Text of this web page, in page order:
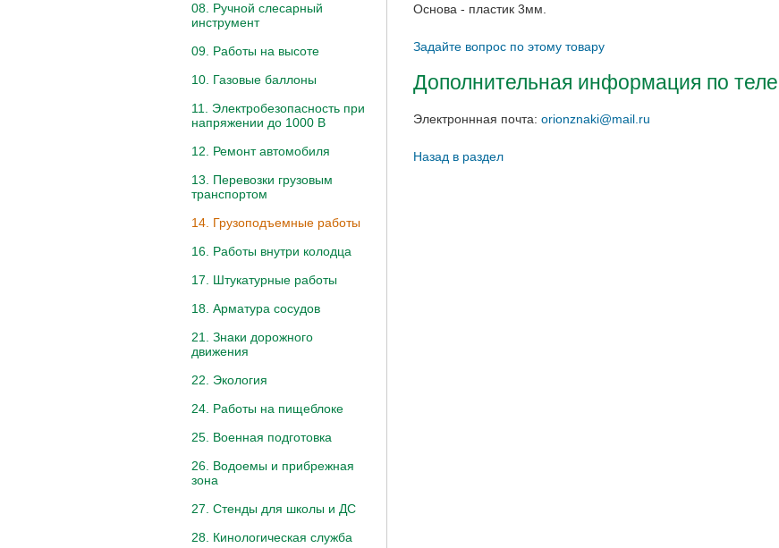
08. Ручной слесарный
инструмент
09. Работы на высоте
10. Газовые баллоны
11. Электробезопасность при
напряжении до 1000 В
12. Ремонт автомобиля
13. Перевозки грузовым
транспортом
14. Грузоподъемные работы
16. Работы внутри колодца
17. Штукатурные работы
18. Арматура сосудов
21. Знаки дорожного
движения
22. Экология
24. Работы на пищеблоке
25. Военная подготовка
26. Водоемы и прибрежная
зона
27. Стенды для школы и ДС
28. Кинологическая служба
Основа - пластик 3мм.
Задайте вопрос по этому товару
Дополнительная информация по
Электроннная почта: orionznaki@mail.ru
Назад в раздел